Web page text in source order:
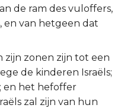
de ram des vuloffers,
en van hetgeen dat
zijn zonen zijn tot een
de kinderen Israëls;
en het hefoffer
zal zijn van hun